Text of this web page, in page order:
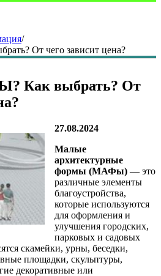
/
От чего зависит цена?
Как выбрать? От
27.08.2024
Малые
архитектурные
формы (МАФы) — это
различные элементы
благоустройства,
которые используются
для оформления и
улучшения городских,
парковых и садовых
скамейки, урны, беседки,
площадки, скульптуры,
декоративные или